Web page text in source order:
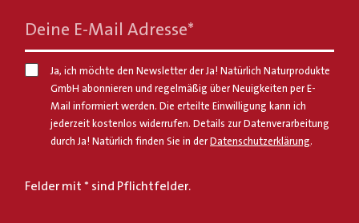
Deine E-Mail Adresse*
Ja, ich möchte den Newsletter der Ja! Natürlich Naturprodukte
GmbH abonnieren und regelmäßig über Neuigkeiten per E-
Mail informiert werden. Die erteilte Einwilligung kann ich
jederzeit kostenlos widerrufen. Details zur Datenverarbeitung
durch Ja! Natürlich finden Sie in der Datenschutzerklärung.
Felder mit * sind Pflichtfelder.